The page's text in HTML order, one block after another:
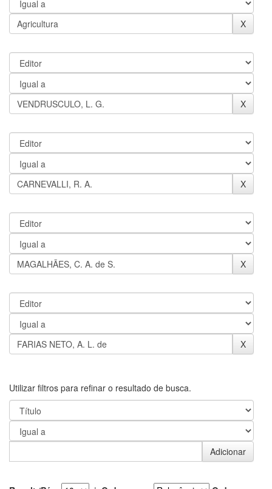
Utilizar filtros para refinar o resultado de busca.